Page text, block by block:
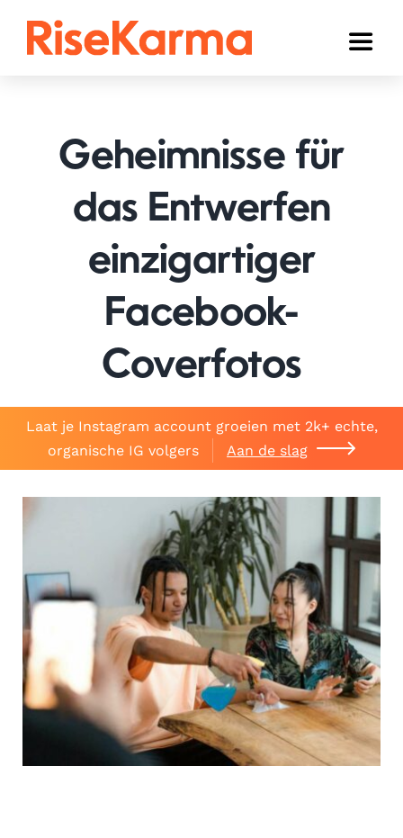
Toggle
TikTok
YouTube
Twitter (𝕏)
Anderen
Winkelwagen
Geheimnisse für
das Entwerfen
einzigartiger
Facebook-
Coverfotos
Laat je Instagram account groeien met 2k+ echte,
organische IG volgers
Aan de slag